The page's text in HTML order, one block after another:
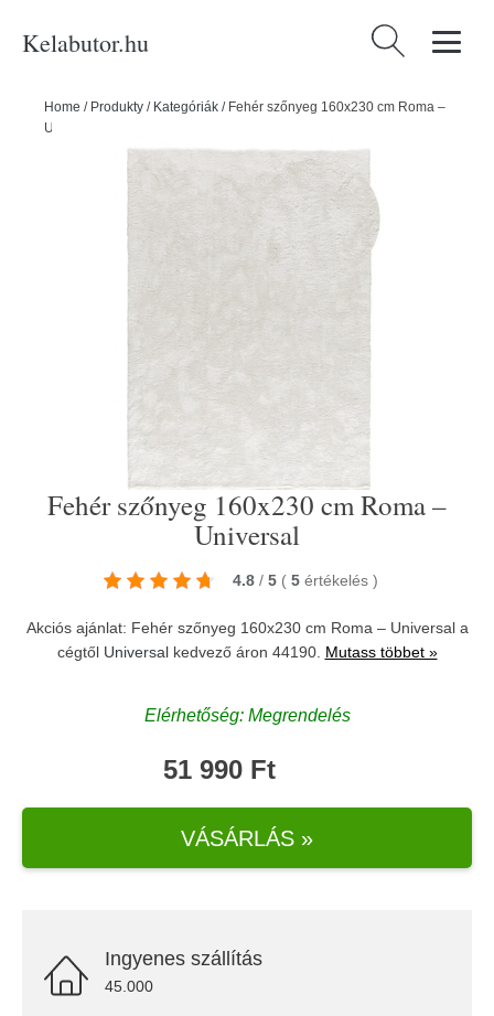
Kelabutor.hu Keresés:
Home / Produkty / Kategóriák / Fehér szőnyeg 160x230 cm Roma –
Universal
Fehér szőnyeg 160x230 cm Roma –
Universal
4.8 / 5 ( 5 értékelés )
Akciós ajánlat: Fehér szőnyeg 160x230 cm Roma – Universal a
cégtől Universalkedvező áron 44190. Mutass többet »
Elérhetőség: Megrendelés
51 990 Ft
VÁSÁRLÁS »
Ingyenes szállítás
45.000